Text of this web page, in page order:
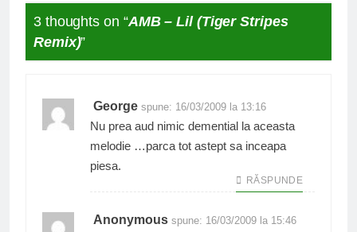
3 thoughts on “AMB – Lil (Tiger Stripes
Remix)”
George spune: 16/03/2009 la 13:16
Nu prea aud nimic demential la aceasta
melodie …parca tot astept sa inceapa
piesa.
RĂSPUNDE
Anonymous spune: 16/03/2009 la 15:46